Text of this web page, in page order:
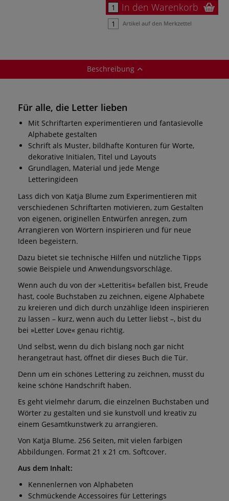
In den Warenkorb
Artikel auf den Merkzettel
Beschreibung
Für alle, die Letter lieben
Mit Schriftarten experimentieren und fantasievolle
Alphabete gestalten
Schrift als Muster, bildhafte Konturen für Worte,
dekorative Initialen, Titel und Layouts
Grundlagen, Material und jede Menge
Letteringideen
Lass dich von Katja Blume zum Experimentieren mit
verschiedenen Schriftarten motivieren, zum Gestalten
von eigenen, originellen Entwürfen anregen, zum
Arrangieren von Wörtern inspirieren und für neue
Ideen begeistern.
Dazu bietet sie technische Hilfen und nützliche Tipps
sowie Beispiele und Anwendungsvorschläge.
Wenn auch du von der »Letteritis« befallen bist, Freude
hast, coole Buchstaben zu zeichnen, eigene Alphabete
zu kreieren und dich durch unzählige Ideen inspirieren
zu lassen – kurz, wenn auch du Letter liebst –, bist du
bei »Letter Love« genau richtig.
Und selbst, wenn du dich bislang noch gar nicht
herangetraut hast, öffnet dir dieses Buch die Tür.
Denn um ein schönes Lettering zu zeichnen, musst du
keine schöne Handschrift haben.
Es geht vielmehr darum, die einzelnen Buchstaben und
Wörter zu gestalten und sie kunstvoll und kreativ zu
einem Gesamtkunstwerk zu arrangieren.
Von Katja Blume. 256 Seiten, mit vielen farbigen
Abbildungen. Format 21 x 21 cm. Softcover.
Aus dem Inhalt:
Kennenlernen von Alphabeten
Schmückende Accessoires für Letterings